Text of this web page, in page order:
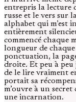
entrepris la lecture
russe et le vers sur
alphabet qui m’est
entièrement
commencé chaque
longueur de chaque
ponctuation, la
droite. Et peu à peu
de le lire vraiment
portait sa
m’ouvre à un
une incarnation.